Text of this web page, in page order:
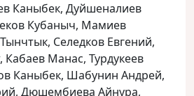
Каныбек, Дуйшеналиев
Кубаныч, Мамиев
Селедков Евгений,
Манас, Турдукеев
Каныбек, Шабунин Андрей,
Дюшембиева Айнура,